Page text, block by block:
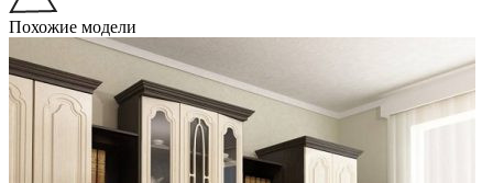
Похожие модели